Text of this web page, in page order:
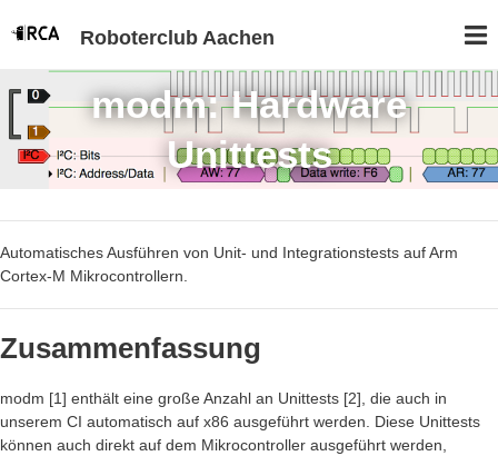
Roboterclub Aachen
modm: Hardware
Unittests
Automatisches Ausführen von Unit- und Integrationstests auf Arm
Cortex-M Mikrocontrollern.
Zusammenfassung
modm [1] enthält eine große Anzahl an Unittests [2], die auch in
unserem CI automatisch auf x86 ausgeführt werden. Diese Unittests
können auch direkt auf dem Mikrocontroller ausgeführt werden,